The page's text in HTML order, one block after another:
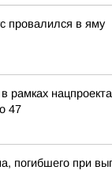
провалился в яму
рамках
47
погибшего при